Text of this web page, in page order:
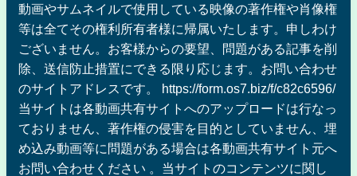
動画やサムネイルで使用している映像の著作権や肖像権
等は全てその権利所有者様に帰属いたします。申しわけ
ございません。お客様からの要望、問題がある記事を削
除、送信防止措置にできる限り応じます。お問い合わせ
のサイトアドレスです。 https://form.os7.biz/f/c82c6596/
当サイトは各動画共有サイトへのアップロードは行なっ
ておりません、著作権の侵害を目的としていません、埋
め込み動画等に問題がある場合は各動画共有サイト元へ
お問い合わせください 。当サイトのコンテンツに関し